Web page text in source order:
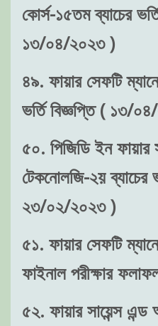
কোর্স-১৫তম ব্যাচের
১৩/০৪/২০২৩ )
৪৯. ফায়ার সেফটি
ভর্তি বিজ্ঞপ্তি ( ১৩/
৫০. পিজিডি ইন ফায়ার
টেকনোলজি-২য় ব্যাচের
২৩/০২/২০২৩ )
৫১. ফায়ার সেফটি
ফাইনাল পরীক্ষার
৫২. ফায়ার সায়েন্স